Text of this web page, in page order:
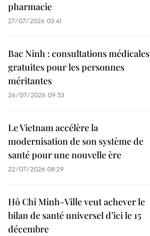
pharmacie
27/07/2026 03:41
Bac Ninh : consultations médicales
gratuites pour les personnes
méritantes
26/07/2026 09:53
Le Vietnam accélère la
modernisation de son système de
santé pour une nouvelle ère
22/07/2026 08:29
Hô Chi Minh-Ville veut achever le
bilan de santé universel d’ici le 15
décembre